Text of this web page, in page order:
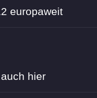
europaweit
hier